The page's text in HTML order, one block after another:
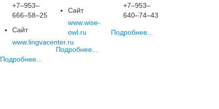
+7‒953‒
666‒58‒25
Сайт
www.lingvacenter.ru
Подробнее...
Сайт
www.wise-
owl.ru
Подробнее...
+7‒953‒
640‒74‒43
Подробнее...